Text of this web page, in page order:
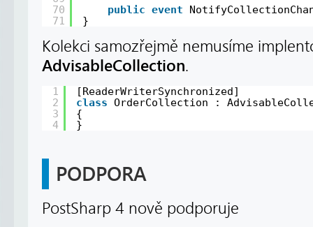
70
71
public event
}
Kolekci samozřejmě nemusíme
AdvisableCollection.
1
2
3
4
[ReaderWriterSynchronized]
class OrderCollection :
{
}
PODPORA
PostSharp 4 nově podporuje